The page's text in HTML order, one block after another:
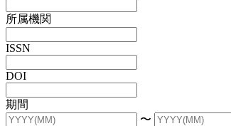
所属機関
ISSN
DOI
期間
〜